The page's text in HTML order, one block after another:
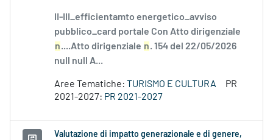
II-III_efficientamto energetico_avviso
pubblico_card portale Con Atto dirigenziale
n....Atto dirigenziale n. 154 del 22/05/2026
null null A...
Aree Tematiche: TURISMO E CULTURA
PR
2021-2027: PR 2021-2027
Valutazione di impatto generazionale e di genere,